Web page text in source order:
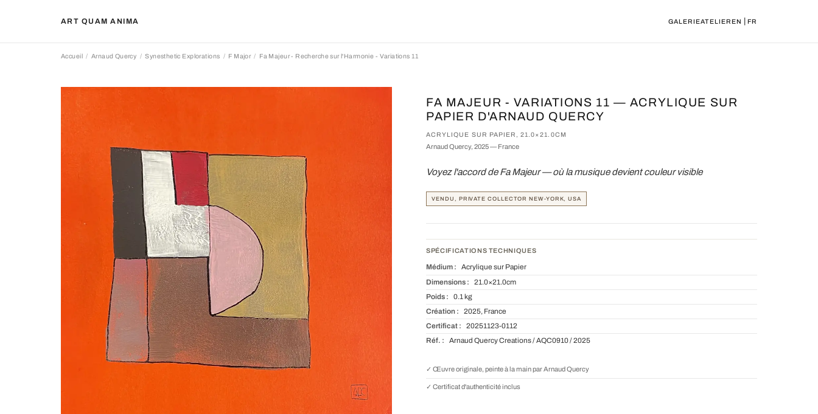
ART QUAM ANIMA GALERIEATELIEREN FR
Accueil Arnaud Quercy Synesthetic Explorations F Major Fa Majeur - Recherche sur l'Harmonie - Variations 11
FA MAJEUR - VARIATIONS 11 — ACRYLIQUE SUR
PAPIER D'ARNAUD QUERCY
ACRYLIQUE SUR PAPIER, 21.0×21.0CM
Arnaud Quercy, 2025 — France
Voyez l'accord de Fa Majeur — où la musique devient couleur visible
VENDU, PRIVATE COLLECTOR NEW-YORK, USA
SPÉCIFICATIONS TECHNIQUES
Médium : Acrylique sur Papier
Dimensions : 21.0×21.0cm
Poids : 0.1 kg
Création : 2025, France
Certificat : 20251123-0112
Réf. : Arnaud Quercy Creations / AQC0910 / 2025
✓ Œuvre originale, peinte à la main par Arnaud Quercy
✓ Certificat d'authenticité inclus